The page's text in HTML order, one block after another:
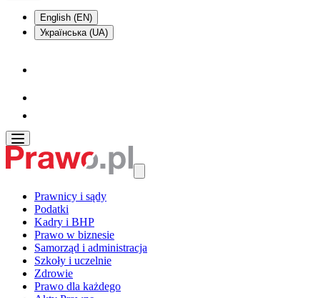
English (EN)
Українська (UA)
Prawnicy i sądy
Podatki
Kadry i BHP
Prawo w biznesie
Samorząd i administracja
Szkoły i uczelnie
Zdrowie
Prawo dla każdego